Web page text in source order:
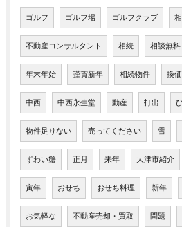
ゴルフ ゴルフ場 ゴルフクラブ
不動産コンサルタント 相続 相談無料
年末年始 謹賀新年 相続物件 換
中西 中西永生堂 動産 打出
物件足りない 売ってください 雪
ずわい蟹 正月 来年 大津市紹介
寅年 おせち おせち料理 新年
お気軽な 不動産売却・買取 問題